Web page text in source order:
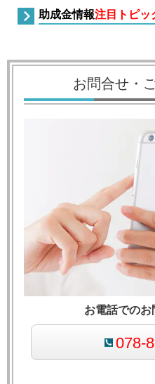
助成金情報注目トピッ
お問合せ・
お電話でのお
078-